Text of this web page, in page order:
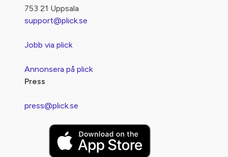
753 21 Uppsala
support@plick.se
Jobb via plick
Annonsera på plick
Press
press@plick.se